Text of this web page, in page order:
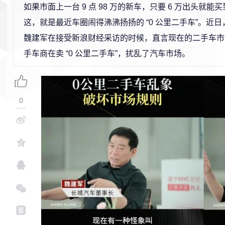
如果市面上一台 9 点 98 万的新车，只要 6 万出头就能
这，就是最近车圈闹得沸沸扬扬的 “0 公里二手车”。近
魏建军在接受新浪财经采访的时候，直言现在的二手车
手车商在卖 “0 公里二手车”，扰乱了汽车市场。
0